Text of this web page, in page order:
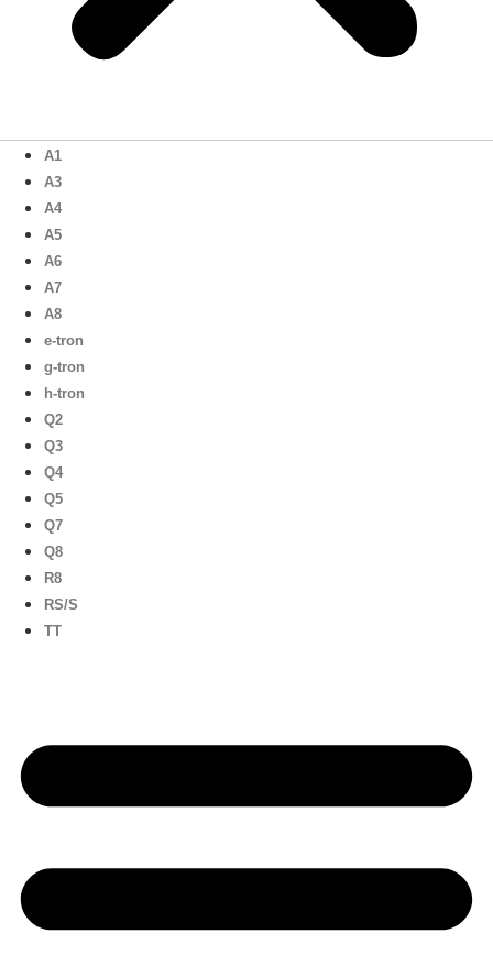
A1
A3
A4
A5
A6
A7
A8
e-tron
g-tron
h-tron
Q2
Q3
Q4
Q5
Q7
Q8
R8
RS/S
TT